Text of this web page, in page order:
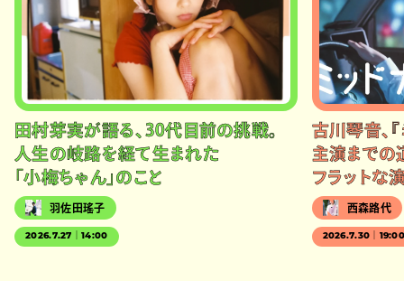
田村芽実が語る、30代目前の挑戦。
人生の岐路を経て生まれた
「小梅ちゃん」のこと
羽佐田瑤子
2026.7.27｜14:00
古川琴音、
主演までの
フラットな
西森路代
2026.7.30｜